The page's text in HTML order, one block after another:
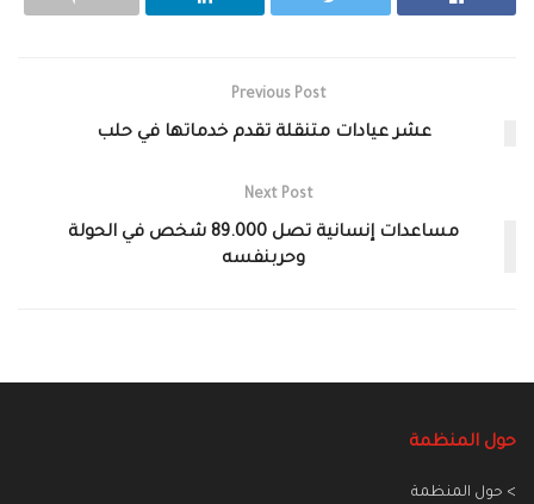
Previous Post
عشر عيادات متنقلة تقدم خدماتها في حلب
Next Post
مساعدات إنسانية تصل 89.000 شخص في الحولة
وحربنفسه
حول المنظمة
> حول المنظمة